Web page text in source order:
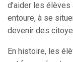
d’aider les
entoure, à se
devenir des
En histoire, les